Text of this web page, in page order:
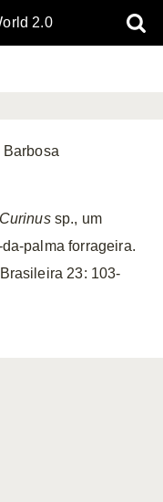
2.0
Barbosa
Curinussp., um
palma forrageira.
23: 103-